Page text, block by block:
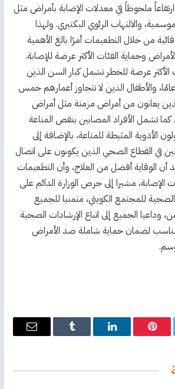
ملحوظاً في معدلات الإصابة بأمراض مثل
والالتهاب الرئوي البكتيري. ولهذا
من خلال التطعيمات أمرًا بالغ الأهمية
وحماية الفئات الأكثر عرضة للإصابة.
عرضة للخطر تشمل كبار السن الذين
تزيد أعمارهم عن 65 عامًا، والأطفال الذين لا تتجاوز أعمارهم خمس
يعانون من أمراض مزمنة مثل أمراض
تشمل الأفراد المصابين بنقص المناعة
الأدوية المثبطة للمناعة، بالإضافة إلى
في القطاع الصحي الذين يكونون على اتصال
أن الوقاية أفضل من العلاج، وأن التطعيمات
مشيرا إلى حرص الوزارة الدائم على
للمجتمع الكويتي، متمنيا للجميع
الجميع إلى اتباع الإرشادات الصحية
لضمان حماية شاملة ضد الأمراض
بينتيريستلينكدإن Tumblr
البريد